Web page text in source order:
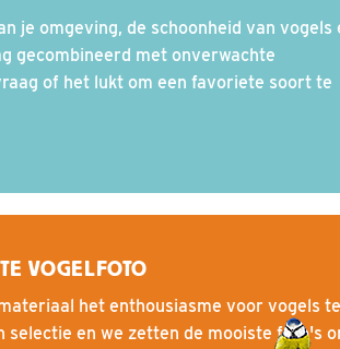
je omgeving, de schoonheid van vogels
gecombineerd met onverwachte
of het lukt om een favoriete soort te
VOGELFOTO
het enthousiasme voor vogels te
selectie en we zetten de mooiste foto's